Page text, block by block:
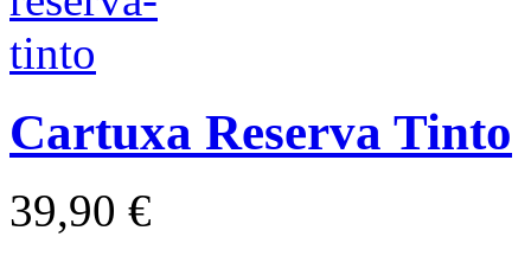
Cartuxa Reserva Tinto
39,90 €